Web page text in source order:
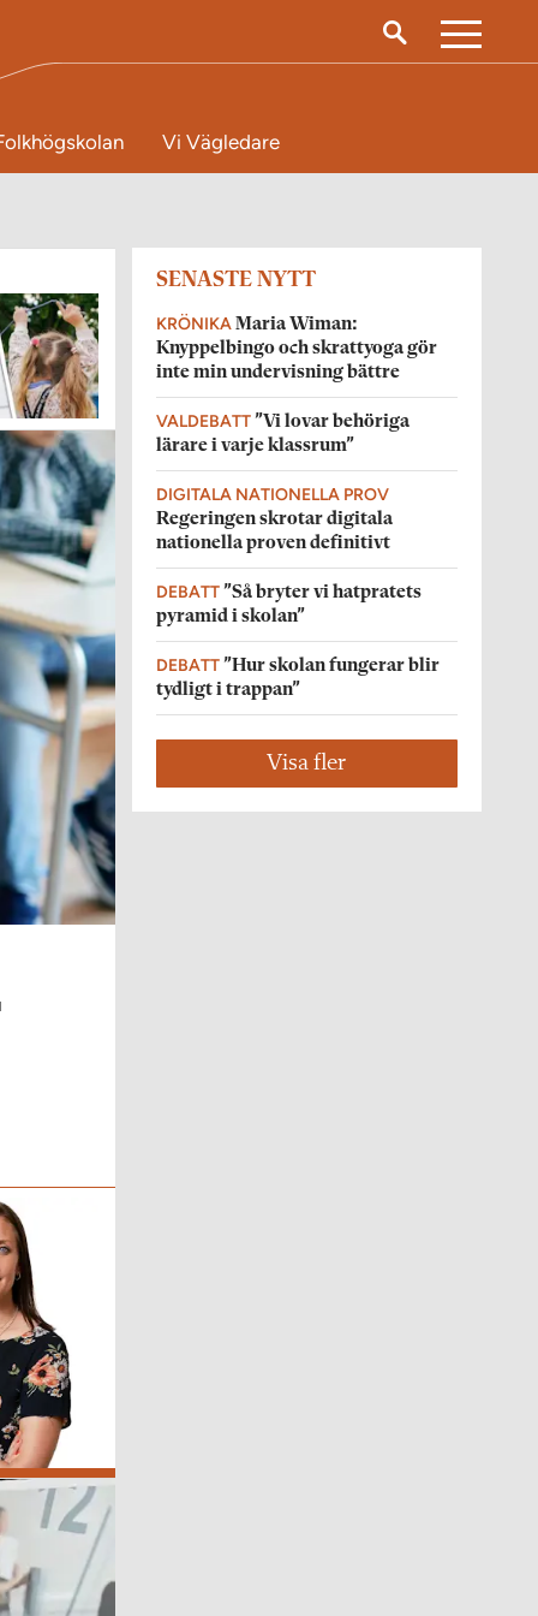
M
Vi Vägledare
SENASTE NYTT
KRÖNIKA Maria Wiman:
Knyppelbingo och skrattyoga gör
inte min undervisning bättre
VALDEBATT ”Vi lovar behöriga
lärare i varje klassrum”
DIGITALA NATIONELLA PROV
Regeringen skrotar digitala
nationella proven definitivt
DEBATT ”Så bryter vi hatpratets
pyramid i skolan”
DEBATT ”Hur skolan fungerar blir
tydligt i trappan”
Visa fler